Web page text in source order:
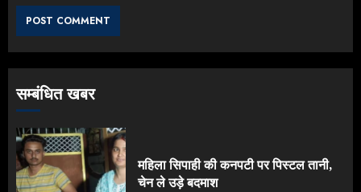
सम्बंधित खबर
महिला सिपाही की कनपटी पर पिस्टल तानी,
चेन ले उड़े बदमाश